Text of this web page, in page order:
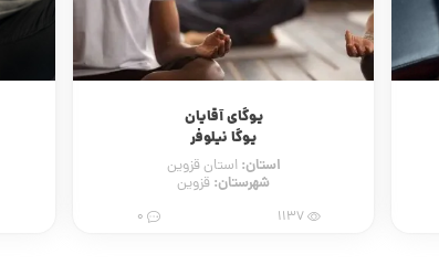
یوگای آقایان
یوگا نیلوفر
استان:استان قزوین
شهرستان: قزوین
1137